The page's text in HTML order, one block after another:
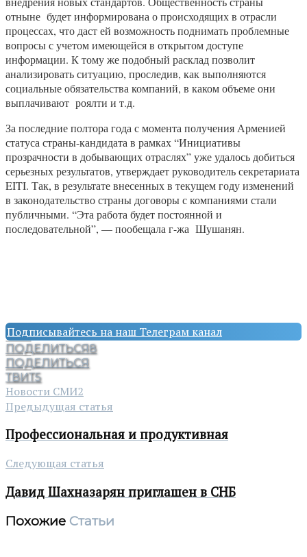
отныне будет информирована о происходящих в отрасли
процессах, что даст ей возможность поднимать проблемные
вопросы с учетом имеющейся в открытом доступе
информации. К тому же подобный расклад позволит
анализировать ситуацию, проследив, как выполняются
социальные обязательства компаний, в каком объеме они
выплачивают роялти и т.д.
За последние полтора года с момента получения Арменией
статуса страны-кандидата в рамках “Инициативы
прозрачности в добывающих отраслях” уже удалось добиться
серьезных результатов, утверждает руководитель секретариата
EITI. Так, в результате внесенных в текущем году изменений
в законодательство страны договоры с компаниями стали
публичными. “Эта работа будет постоянной и
последовательной”, — пообещала г-жа Шушанян.
Подписывайтесь на наш Телеграм канал
ПОДЕЛИТЬСЯ8
ПОДЕЛИТЬСЯ
ТВИТ5
Новости СМИ2
Предыдущая статья
Профессиональная и продуктивная
Следующая статья
Давид Шахназарян приглашен в СНБ
Похожие Статьи